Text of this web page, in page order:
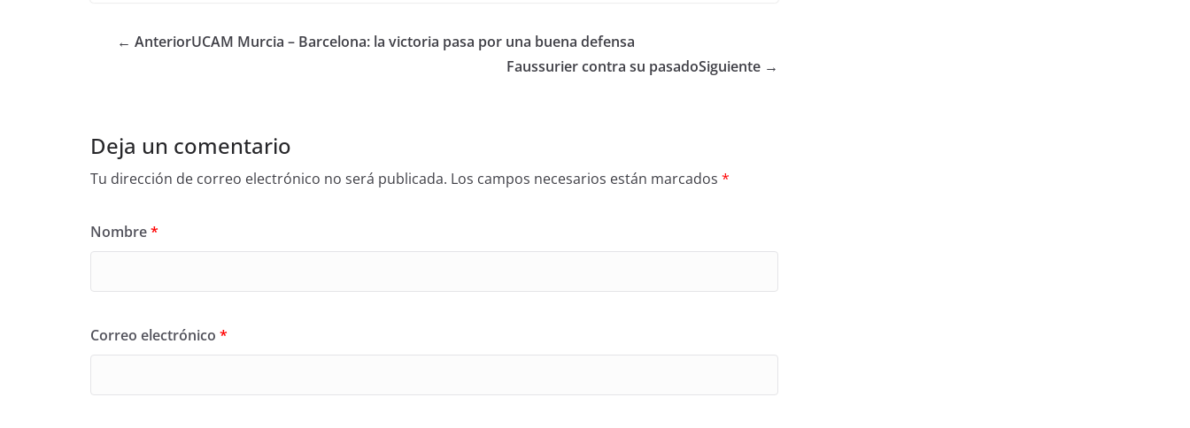
← AnteriorUCAM Murcia – Barcelona: la victoria pasa por una buena defensa
Faussurier contra su pasadoSiguiente →
Deja un comentario
Tu dirección de correo electrónico no será publicada. Los campos necesarios están marcados *
Nombre*
Correo electrónico *